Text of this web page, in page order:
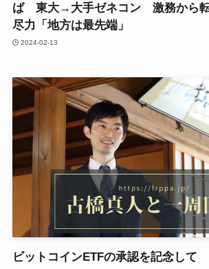
ば 東大→大手ゼネコン 激務から転
尽力「地方は最先端」
2024-02-13
ビットコインETFの承認を記念して